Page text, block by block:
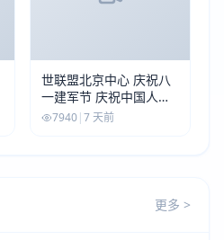
世联盟北京中心 庆祝八
一建军节 庆祝中国人民
解放军建军99周年
7940|7 天前
更多 >